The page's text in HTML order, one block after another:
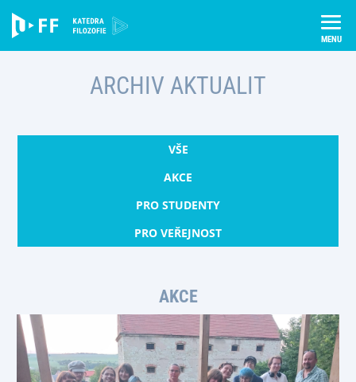
content
Katedra filozofie
ARCHIV AKTUALIT
VŠE
AKCE
PRO STUDENTY
PRO VEŘEJNOST
AKCE